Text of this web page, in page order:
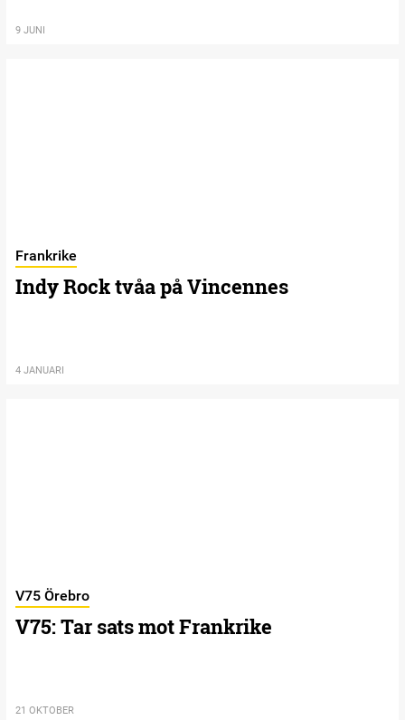
9 JUNI
Frankrike
Indy Rock tvåa på Vincennes
4 JANUARI
V75 Örebro
V75: Tar sats mot Frankrike
21 OKTOBER